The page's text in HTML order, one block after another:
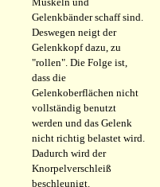
Gelenkbänder schaff sind.
Deswegen neigt der
Gelenkkopf dazu, zu
"rollen". Die Folge ist,
dass die
Gelenkoberflächen nicht
vollständig benutzt
werden und das Gelenk
nicht richtig belastet wird.
Dadurch wird der
Knorpelverschleiß
beschleunigt.